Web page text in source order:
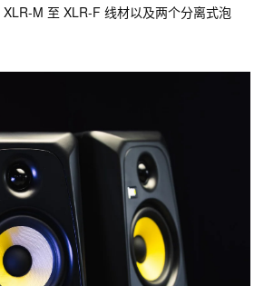
M 至 XLR-F 线材以及两个分离式泡